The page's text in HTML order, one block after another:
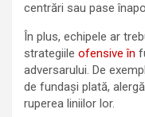
centrări sau pase
În plus, echipele ar
strategiile ofensive în
adversarului. De
de fundași plată,
ruperea liniilor lor.